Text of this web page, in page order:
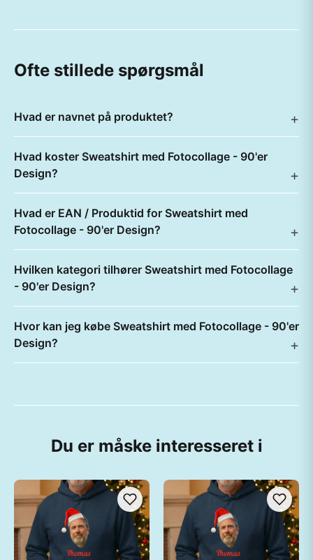
Ofte stillede spørgsmål
Hvad er navnet på produktet?
Hvad koster Sweatshirt med Fotocollage - 90'er
Design?
Hvad er EAN / Produktid for Sweatshirt med
Fotocollage - 90'er Design?
Hvilken kategori tilhører Sweatshirt med Fotocollage
- 90'er Design?
Hvor kan jeg købe Sweatshirt med Fotocollage - 90'er
Design?
Du er måske interesseret i